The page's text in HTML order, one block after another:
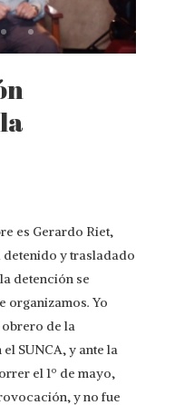
es Gerardo Riet,
detenido y trasladado
detención se
organizamos. Yo
obrero de la
SUNCA, y ante la
el 1º de mayo,
y no fue